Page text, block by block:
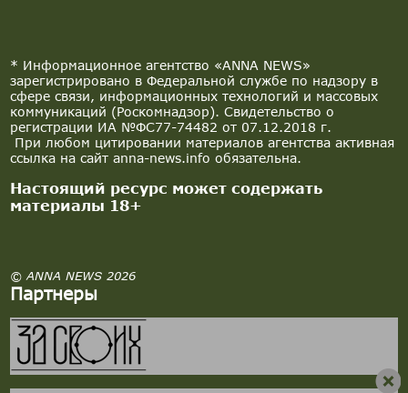
* Информационное агентство «ANNA NEWS»
зарегистрировано в Федеральной службе по надзору в
сфере связи, информационных технологий и массовых
коммуникаций (Роскомнадзор). Свидетельство о
регистрации ИА №ФС77-74482 от 07.12.2018 г.
При любом цитировании материалов агентства активная
ссылка на сайт anna-news.info обязательна.
Настоящий ресурс может содержать
материалы 18+
© ANNA NEWS 2026
Партнеры